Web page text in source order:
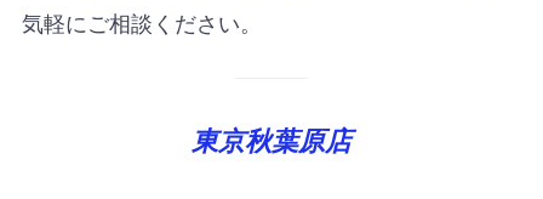
気軽にご相談ください。
東京秋葉原店